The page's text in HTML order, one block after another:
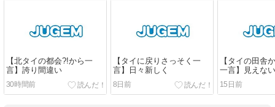
【北タイの都会?!から一
言】誇り間違い
30時間前
【タイに戻りさっそく一
言】日々新しく
8日前
【タイの田舎
一言】見えな
15日前